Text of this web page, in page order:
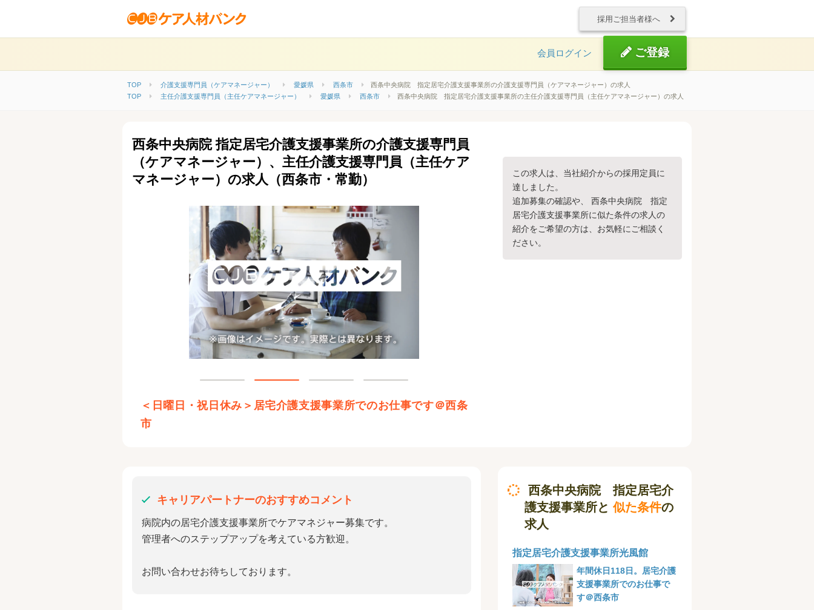
採用ご担当者様へ
会員ログイン ご登録
TOP 介護支援専門員（ケアマネージャー） 愛媛県 西条市
西条中央病院 指定居宅介護支援事業所の介護支援専門員（ケアマネージャー）の求人
TOP
主任介護支援専門員（主任ケアマネージャー） 愛媛県 西条市 西条中央病院 指定居宅介護支援事業所の主任介護支援専門員（主任ケアマネージャー）の求人
西条中央病院 指定居宅介護支援事業所の介護支援専門員
（ケアマネージャー）、主任介護支援専門員（主任ケア
マネージャー）の求人（西条市・常勤）
＜日曜日・祝日休み＞居宅介護支援事業所でのお仕事です＠西条
市
この求人は、当社紹介からの採用定員に
達しました。
追加募集の確認や、 西条中央病院 指定
居宅介護支援事業所に似た条件の求人の
紹介をご希望の方は、お気軽にご相談く
ださい。
キャリアパートナーのおすすめコメント
病院内の居宅介護支援事業所でケアマネジャー募集です。
管理者へのステップアップを考えている方歓迎。
お問い合わせお待ちしております。
西条中央病院 指定居宅介
護支援事業所と似た条件の
求人
指定居宅介護支援事業所光風館
年間休日118日。居宅介護
支援事業所でのお仕事で
す＠西条市